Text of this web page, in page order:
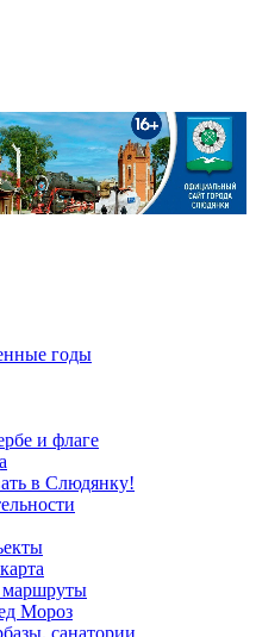
годы
и флаге
в Слюдянку!
маршруты
Мороз